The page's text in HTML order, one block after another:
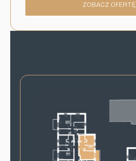
ZOBACZ OFERTĘ